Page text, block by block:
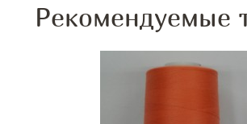
Рекомендуемые